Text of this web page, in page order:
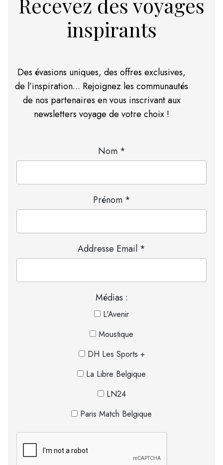
Recevez des voyages
inspirants
Des évasions uniques, des offres exclusives,
de l’inspiration... Rejoignez les communautés
de nos partenaires en vous inscrivant aux
newsletters voyage de votre choix !
Nom *
Prénom *
Addresse Email *
Médias :
L'Avenir
Moustique
DH Les Sports +
La Libre Belgique
LN24
Paris Match Belgique